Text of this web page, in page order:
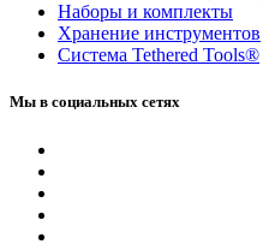
Наборы и комплекты
Хранение инс­тру­мен­тов
Система Tethered Tools®
Мы в социальных сетях